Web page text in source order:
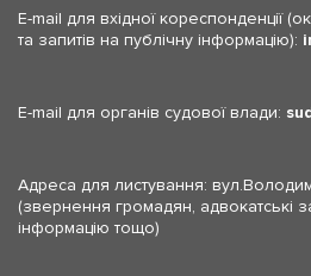
E-mail для вхідної кореспонденції
та запитів на публічну інформацію):
E-mail для органів судової влади:
Адреса для листування:
(звернення громадян, адвокатські
інформацію тощо)